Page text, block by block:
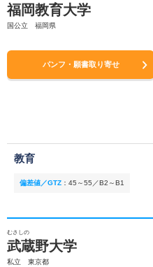
福岡教育大学
国公立 福岡県
パンフ・願書取り寄せ
教育
偏差値／GTZ ： 45～55／B2～B1
むさしの
武蔵野大学
私立 東京都